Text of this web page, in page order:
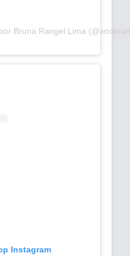
Bruna Rangel Lima
Instagram